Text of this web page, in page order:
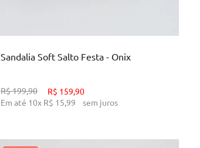
Sandalia Soft Salto Festa - Onix
R$199,90 R$ 159,90
Em até 10x R$ 15,99 sem juros